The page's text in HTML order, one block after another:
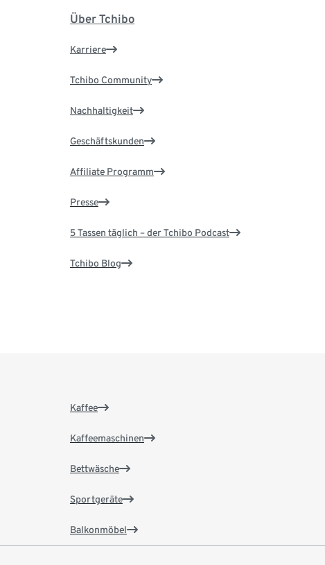
Über Tchibo
Karriere
Tchibo Community
Nachhaltigkeit
Geschäftskunden
Affiliate Programm
Presse
5 Tassen täglich – der Tchibo Podcast
Tchibo Blog
Kaffee
Kaffeemaschinen
Bettwäsche
Sportgeräte
Balkonmöbel